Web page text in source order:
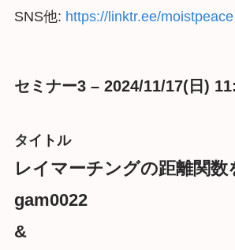
SNS他: https://linktr.ee/moistpeace
セミナー3 – 2024/11/17(日)
タイトル
レイマーチングの距離関数
gam0022
&